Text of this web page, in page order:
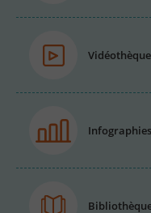
Vidéothèque
Infographies